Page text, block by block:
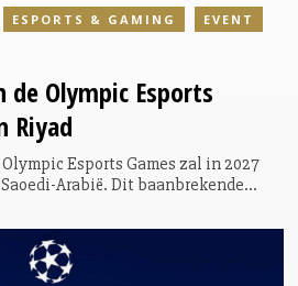
de Olympic Esports
Riyad
Esports Games zal in 2027
Arabië. Dit baanbrekende
de Olympische Beweging. De
spelen begint al in 2025 met de
wedstrijden.
ESPORTS & GAMING EVENT